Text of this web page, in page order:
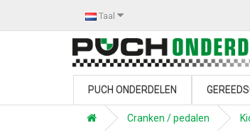
Taal
PUCH ONDERDELEN
Cranken / pedalen